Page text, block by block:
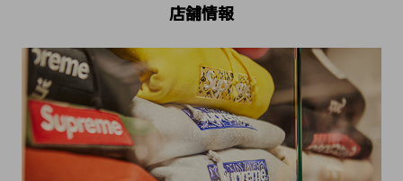
店舗情報